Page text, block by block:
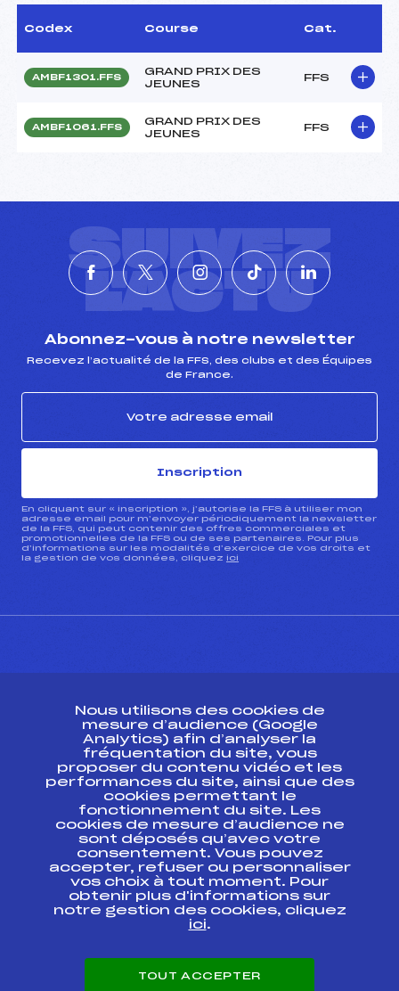
Codex Course Cat.
AMBF1301.FFS
GRAND PRIX DES
JEUNES
FFS
AMBF1061.FFS
GRAND PRIX DES
JEUNES
FFS
SUIVEZ
L'ACTU
Abonnez-vous à notre newsletter
Recevez l’actualité de la FFS, des clubs et des Équipes
de France.
Inscription
En cliquant sur « inscription », j’autorise la FFS à utiliser mon
adresse email pour m’envoyer périodiquement la newsletter
de la FFS, qui peut contenir des offres commerciales et
promotionnelles de la FFS ou de ses partenaires. Pour plus
d’informations sur les modalités d’exercice de vos droits et
la gestion de vos données, cliquez ici
ESPACE PRESSE
Ressources
Pass’Neige
Projet sportif fédéral
Projet de performance fédéral
Antidopage
Pôle Développement, Formation, Suivi
Scientifique
Listes ministérielles
Pôle vie de l’athlète
Nous utilisons des cookies de
mesure d’audience (Google
Analytics) afin d’analyser la
fréquentation du site, vous
proposer du contenu vidéo et les
performances du site, ainsi que des
cookies permettant le
fonctionnement du site. Les
cookies de mesure d’audience ne
sont déposés qu’avec votre
consentement. Vous pouvez
accepter, refuser ou personnaliser
vos choix à tout moment. Pour
obtenir plus d'informations sur
notre gestion des cookies, cliquez
ici.
TOUT ACCEPTER